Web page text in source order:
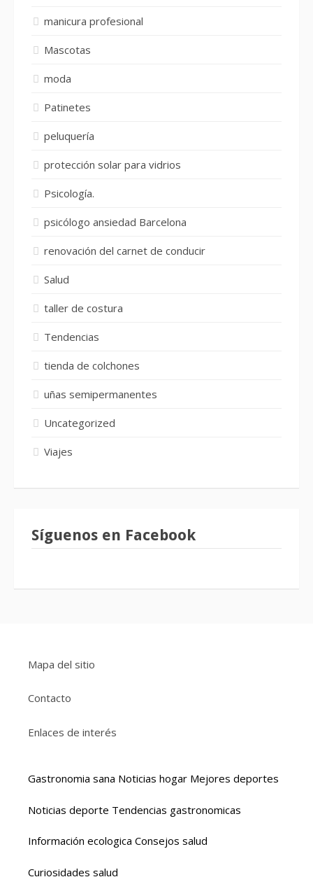
manicura profesional
Mascotas
moda
Patinetes
peluquería
protección solar para vidrios
Psicología.
psicólogo ansiedad Barcelona
renovación del carnet de conducir
Salud
taller de costura
Tendencias
tienda de colchones
uñas semipermanentes
Uncategorized
Viajes
Síguenos en Facebook
Mapa del sitio
Contacto
Enlaces de interés
Gastronomia sana Noticias hogar Mejores deportes
Noticias deporte Tendencias gastronomicas
Información ecologica Consejos salud
Curiosidades salud